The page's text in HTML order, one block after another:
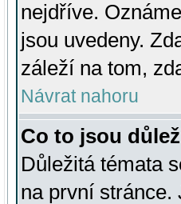
nejdříve.
jsou uvedeny.
záleží na tom,
Návrat nahoru
Co to jsou
Důležitá témata
na první stránce.